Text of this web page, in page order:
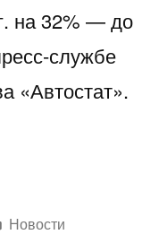
на 32% — до
службе
«Автостат».
Написано
Новости